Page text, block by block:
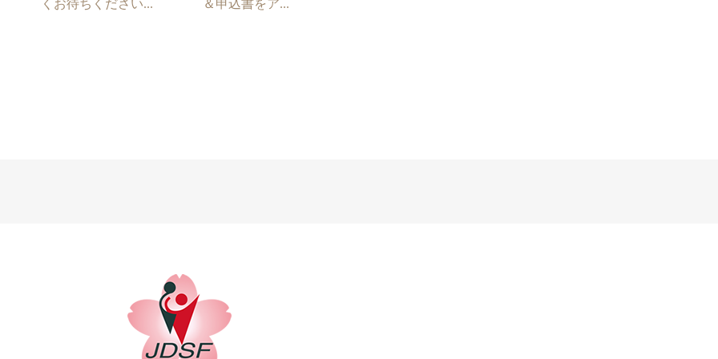
くお待ちください...
＆申込書をア...